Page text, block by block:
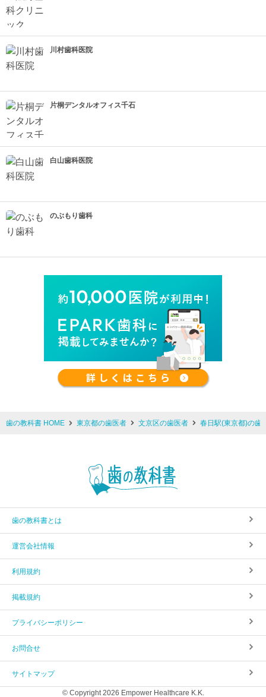
川村歯科医院
片桐デンタルオフィス千石
白山歯科医院
のぶもり歯科
歯の教科書 HOME 東京都の歯医者 文京区の歯医者 春日駅(東京都)の歯
歯の教科書とは
運営会社情報
利用規約
掲載規約
プライバシーポリシー
お問合せ
サイトマップ
© Copyright 2026 Empower Healthcare K.K.